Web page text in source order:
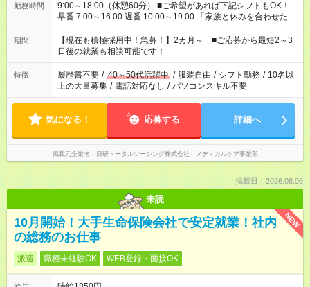
勤務時間
9:00～18:00（休憩60分） ■ご希望があれば下記シフトもOK！
早番 7:00～16:00 遅番 10:00～19:00 「家族と休みを合わせた
い」 「余裕を持って夕飯の準備がしたい」 「できれば残業はし
たくない」 など、ご希望を教えてくださいね。 ※Wワーク希望
の方へ 今ご覧のお仕事で希望する勤務時間と、もう1つのお仕事
の勤務時間。 合計で週40時間を超える場合は応募できません。
期間
【現在も積極採用中！急募！】2カ月～ ■ご応募から最短2～3
日後の就業も相談可能です！
特徴 履歴書不要 / 40～50代活躍中 / 服装自由 / シフト勤務 / 10名以
上の大量募集 / 電話対応なし / パソコンスキル不要
気になる！ 応募する 詳細へ
掲載元企業名 日研トータルソーシング株式会社 メディカルケア事業部
掲載日：2026.08.08
未読
NEW
10月開始！大手生命保険会社で安定就業！社内
の総務のお仕事
派遣 職種未経験OK WEB登録・面接OK